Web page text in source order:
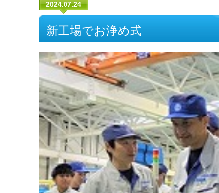
2024.07.24
新工場でお浄め式